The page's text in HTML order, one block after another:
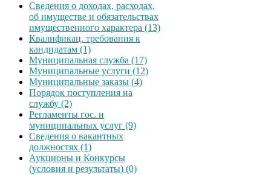
Сведения о доходах, расходах,
об имуществе и обязательствах
имущественного характера (13)
Квалификац. требования к
кандидатам (1)
Муниципальная служба (17)
Муниципальные услуги (12)
Муниципальные заказы (4)
Порядок поступления на
службу (2)
Регламенты гос. и
муниципальных услуг (9)
Сведения о вакантных
должностях (1)
Аукционы и Конкурсы
(условия и результаты) (0)